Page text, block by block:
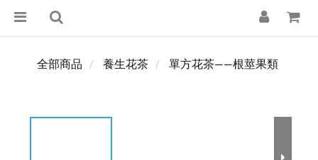
全部商品 養生花茶 單方花茶——根莖果類